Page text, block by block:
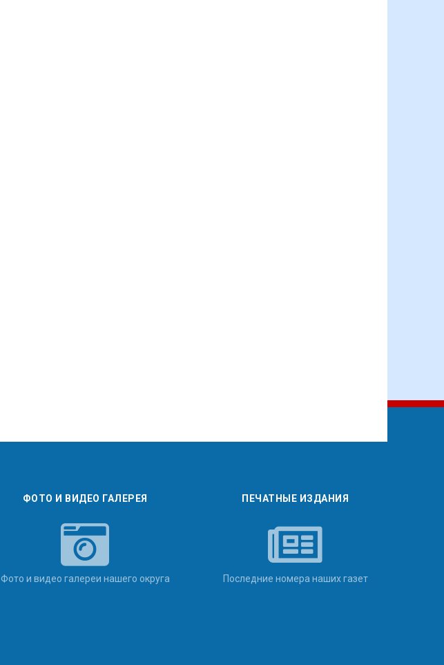
ФОТО И ВИДЕО ГАЛЕРЕЯ
Фото и видео галереи нашего округа
ПЕЧАТНЫЕ ИЗДАНИЯ
Последние номера наших газет